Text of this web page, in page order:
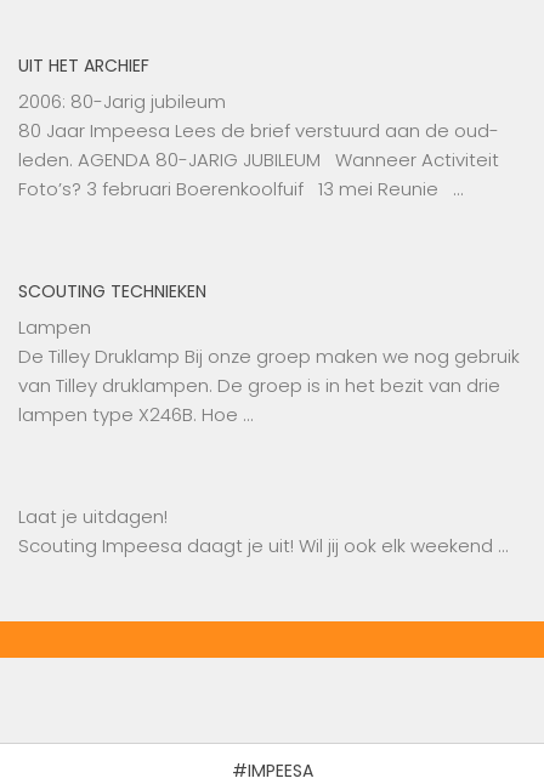
UIT HET ARCHIEF
2006: 80-Jarig jubileum
80 Jaar Impeesa Lees de brief verstuurd aan de oud-
leden. AGENDA 80-JARIG JUBILEUM Wanneer Activiteit
Foto’s? 3 februari Boerenkoolfuif 13 mei Reunie …
SCOUTING TECHNIEKEN
Lampen
De Tilley Druklamp Bij onze groep maken we nog gebruik
van Tilley druklampen. De groep is in het bezit van drie
lampen type X246B. Hoe …
Laat je uitdagen!
Scouting Impeesa daagt je uit! Wil jij ook elk weekend …
#IMPEESA